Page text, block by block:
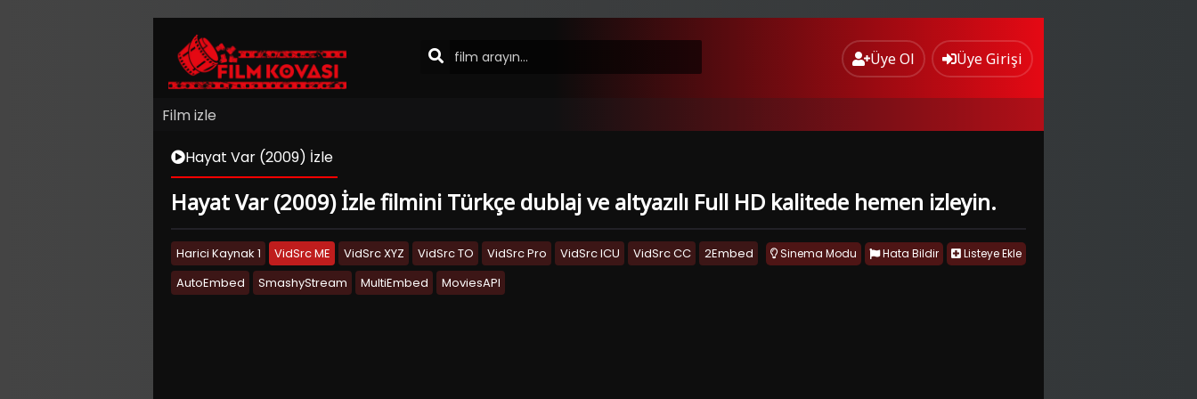
Üye Ol Üye Girişi
Film izle
Hayat Var (2009) İzle
Hayat Var (2009) İzle filmini Türkçe dublaj ve altyazılı Full HD kalitede hemen izleyin.
Harici Kaynak 1 VidSrc ME VidSrc XYZ VidSrc TO VidSrc Pro VidSrc ICU VidSrc CC
2Embed
AutoEmbed
SmashyStream MultiEmbed MoviesAPI
Listeye Ekle
Hata Bildir
Sinema Modu